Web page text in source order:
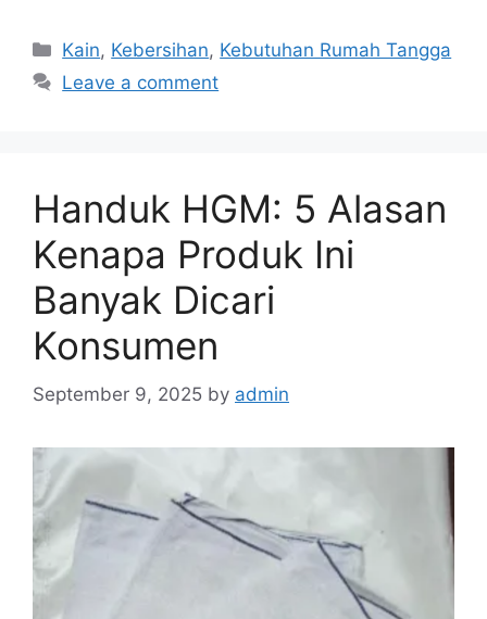
Categories
Kain, Kebersihan, Kebutuhan Rumah Tangga
Leave a comment
Handuk HGM: 5 Alasan
Kenapa Produk Ini
Banyak Dicari
Konsumen
September 9, 2025 by admin